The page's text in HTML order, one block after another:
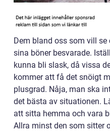
Dem bland oss som vill
sina böner besvarade.
kunna bli slask, då vissa
kommer att få det snöigt
plusgrad. Nåja, man ska
det bästa av situationen.
att sitta hemma och vara
Allra minst den som sitter